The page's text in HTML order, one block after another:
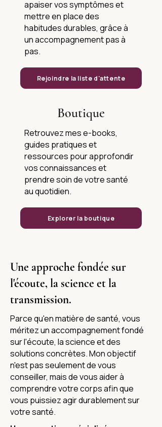
apaiser vos symptômes et
mettre en place des
habitudes durables, grâce à
un accompagnement pas à
pas.
Rejoindre la liste d'attente
Boutique
Retrouvez mes e-books,
guides pratiques et
ressources pour approfondir
vos connaissances et
prendre soin de votre santé
au quotidien.
Explorer la boutique
Une approche fondée sur
l'écoute, la science et la
transmission.
Parce qu'en matière de santé, vous
méritez un accompagnement fondé
sur l'écoute, la science et des
solutions concrètes. Mon objectif
n'est pas seulement de vous
conseiller, mais de vous aider à
comprendre votre corps afin que
vous puissiez agir durablement sur
votre santé.